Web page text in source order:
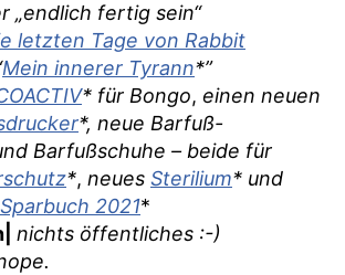
„endlich fertig sein“
letzten Tage von Rabbit
Mein innerer Tyrann*”
* für Bongo, einen neuen
*, neue Barfuß-
Barfußschuhe – beide für
*, neues Sterilium* und
2021*
nichts öffentliches :-)